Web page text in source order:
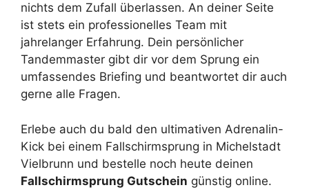
nichts dem Zufall überlassen. An deiner Seite
ist stets ein professionelles Team mit
jahrelanger Erfahrung. Dein persönlicher
Tandemmaster gibt dir vor dem Sprung ein
umfassendes Briefing und beantwortet dir auch
gerne alle Fragen.
Erlebe auch du bald den ultimativen Adrenalin-
Kick bei einem Fallschirmsprung in Michelstadt
Vielbrunn und bestelle noch heute deinen
Fallschirmsprung Gutschein günstig online.